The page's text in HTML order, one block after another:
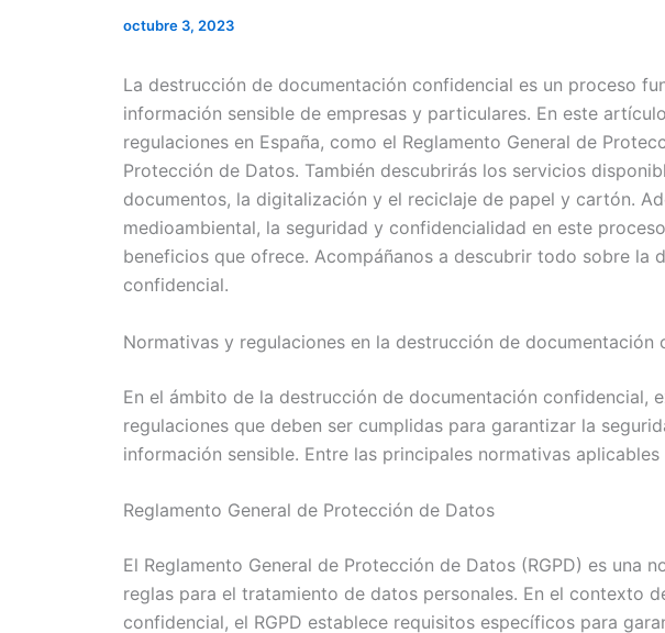
octubre 3, 2023
La destrucción de documentación confidencial es un proceso
información sensible de empresas y particulares. En este
regulaciones en España, como el Reglamento General de
Protección de Datos. También descubrirás los servicios
documentos, la digitalización y el reciclaje de papel y cartón.
medioambiental, la seguridad y confidencialidad en este
beneficios que ofrece. Acompáñanos a descubrir todo sobre la
confidencial.
Normativas y regulaciones en la destrucción de documentación
En el ámbito de la destrucción de documentación confidencial,
regulaciones que deben ser cumplidas para garantizar la
información sensible. Entre las principales normativas aplicables
Reglamento General de Protección de Datos
El Reglamento General de Protección de Datos (RGPD) es una
reglas para el tratamiento de datos personales. En el contexto
confidencial, el RGPD establece requisitos específicos para